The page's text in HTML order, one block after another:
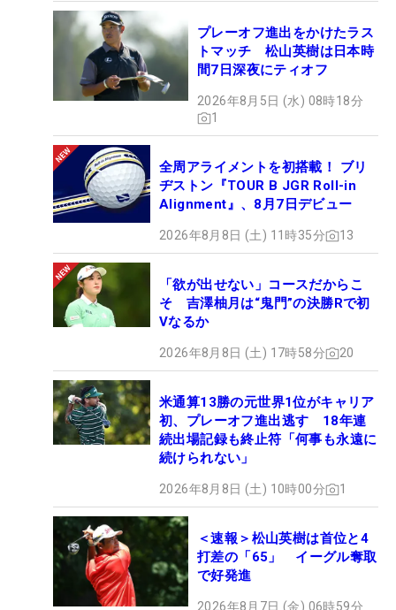
プレーオフ進出をかけたラス
トマッチ 松山英樹は日本時
間7日深夜にティオフ
2026年8月5日 (水) 08時18分
1
全周アライメントを初搭載！ ブリ
ヂストン『TOUR B JGR Roll-in
Alignment』、8月7日デビュー
2026年8月8日 (土) 11時35分 13
「欲が出せない」コースだからこ
そ 吉澤柚月は“鬼門”の決勝Rで初
Vなるか
2026年8月8日 (土) 17時58分 20
米通算13勝の元世界1位がキャリア
初、プレーオフ進出逃す 18年連
続出場記録も終止符「何事も永遠に
続けられない」
2026年8月8日 (土) 10時00分 1
＜速報＞松山英樹は首位と4
打差の「65」 イーグル奪取
で好発進
2026年8月7日 (金) 06時59分